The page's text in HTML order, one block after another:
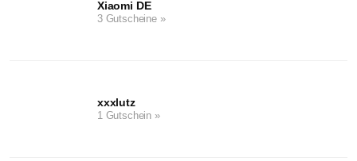
Xiaomi DE
3 Gutscheine »
xxxlutz
1 Gutschein »